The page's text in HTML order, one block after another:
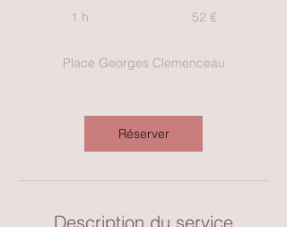
1 h 52 €
Place Georges Clemenceau
Réserver
Description du service